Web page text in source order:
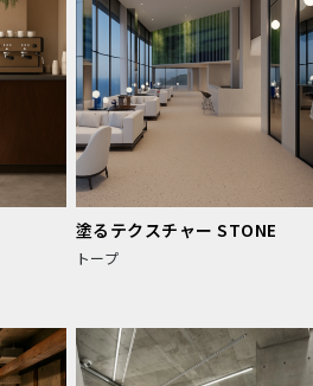
塗るテクスチャー STONE
トープ